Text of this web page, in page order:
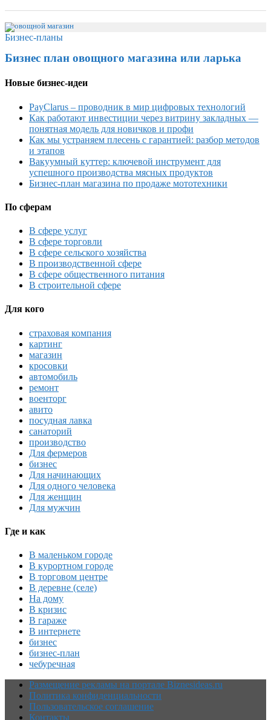
Бизнес-планы
Бизнес план овощного магазина или ларька
Новые бизнес-идеи
PayClarus – проводник в мир цифровых технологий
Как работают инвестиции через витрину закладных —
понятная модель для новичков и профи
Как мы устраняем плесень с гарантией: разбор методов
и этапов
Вакуумный куттер: ключевой инструмент для
успешного производства мясных продуктов
Бизнес-план магазина по продаже мототехники
По сферам
В сфере услуг
В сфере торговли
В сфере сельского хозяйства
В производственной сфере
В сфере общественного питания
В строительной сфере
Для кого
страховая компания
картинг
магазин
кросовки
автомобиль
ремонт
военторг
авито
посудная лавка
санаторий
производство
Для фермеров
бизнес
Для начинающих
Для одного человека
Для женщин
Для мужчин
Где и как
В маленьком городе
В курортном городе
В торговом центре
В деревне (селе)
На дому
В кризис
В гараже
В интернете
бизнес
бизнес-план
чебуречная
Размещение рекламы на портале Biznesideas.ru
Политика конфиденциальности
Пользовательское соглашение
Контакты